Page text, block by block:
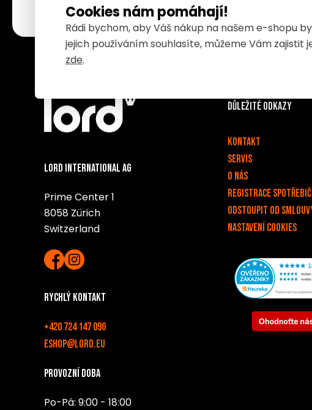
Lord International AG
Prime Center 1
8058 Zürich
Switzerland
Rychlý kontakt
+420 724 147 096
eshop@lord.eu
Provozní doba
Po-Pá: 9:00 - 18:00
Důležité odkazy
Kontakt
Servis
O nás
Registrace
Odstoupit od
Nastavení cookies
Cookies nám pomáhají!
Rádi bychom, aby Váš nákup na našem e-shopu
jejich používáním souhlasíte, můžeme Vám
zde.